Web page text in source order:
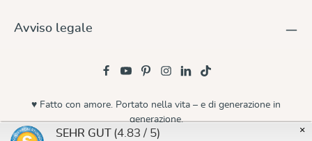
Avviso legale
♥ Fatto con amore. Portato nella vita – e di generazione in
generazione.
×
SEHR GUT (4.83 / 5)